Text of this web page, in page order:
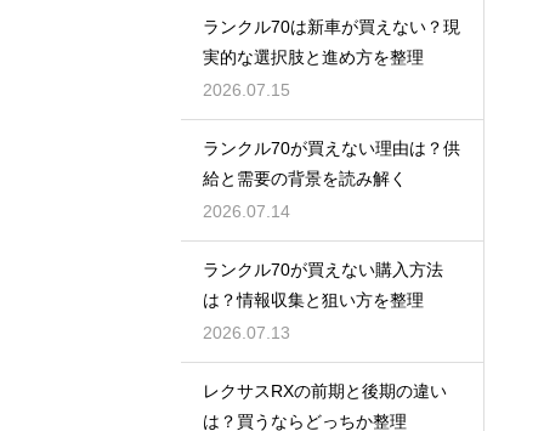
ランクル70は新車が買えない？現
実的な選択肢と進め方を整理
2026.07.15
ランクル70が買えない理由は？供
給と需要の背景を読み解く
2026.07.14
ランクル70が買えない購入方法
は？情報収集と狙い方を整理
2026.07.13
レクサスRXの前期と後期の違い
は？買うならどっちか整理